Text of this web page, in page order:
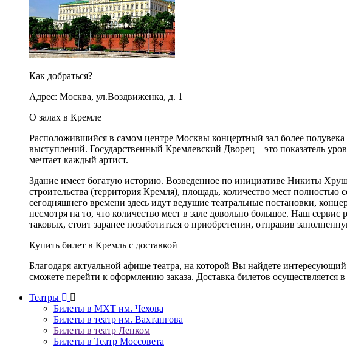
Как добраться?
Адрес: Москва, ул.Воздвиженка, д. 1
О залах в Кремле
Расположившийся в самом центре Москвы концертный зал более
выступлений. Государственный Кремлевский Дворец – это показатель
мечтает каждый артист.
Здание имеет богатую историю. Возведенное по инициативе Никиты
строительства (территория Кремля), площадь, количество мест
сегодняшнего времени здесь идут ведущие театральные постановки,
несмотря на то, что количество мест в зале довольно большое. Наш
таковых, стоит заранее позаботиться о приобретении, отправив
Купить билет в Кремль с доставкой
Благодаря актуальной афише театра, на которой Вы найдете
сможете перейти к оформлению заказа. Доставка билетов осуществляется
Театры
Билеты в МХТ им. Чехова
Билеты в театр им. Вахтангова
Билеты в театр Ленком
Билеты в Театр Моссовета